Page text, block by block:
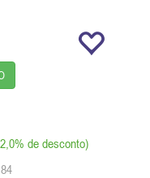
de desconto)